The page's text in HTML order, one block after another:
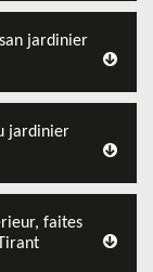
jardinier
jardinier
faites